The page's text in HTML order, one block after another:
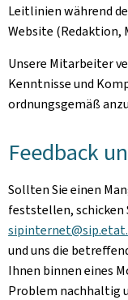
Leitlinien während
Website (Redaktion,
Unsere Mitarbeiter
Kenntnisse und
ordnungsgemäß
Feedback
Sollten Sie einen
feststellen, schicken
und uns die
Ihnen binnen eines
Problem nachhaltig